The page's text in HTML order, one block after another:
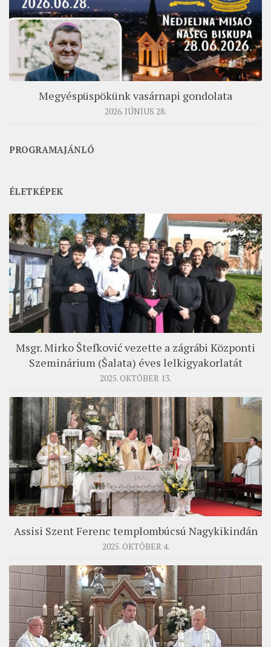
Megyéspüspökünk vasárnapi gondolata
2026. JÚNIUS 28.
PROGRAMAJÁNLÓ
ÉLETKÉPEK
Msgr. Mirko Štefković vezette a zágrábi Központi
Szeminárium (Šalata) éves lelkigyakorlatát
2025. OKTÓBER 13.
Assisi Szent Ferenc templombúcsú Nagykikindán
2025. OKTÓBER 4.